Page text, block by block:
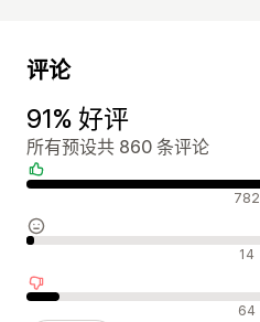
评论
91% 好评
所有预设共 860 条评论
782
14
64